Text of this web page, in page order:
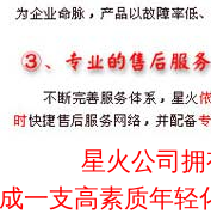
星火公司拥
成一支高素质年轻